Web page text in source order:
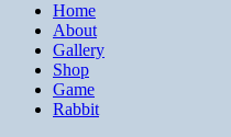
Home
About
Gallery
Shop
Game
Rabbit